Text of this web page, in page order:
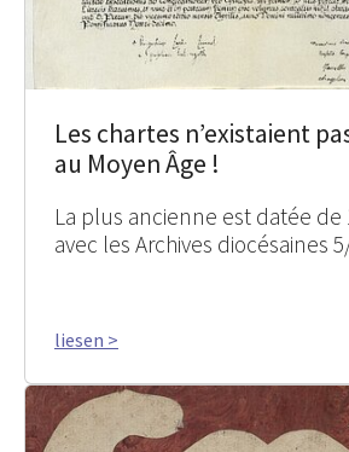
Les chartes n’existaient
au Moyen Âge !
La plus ancienne est datée de
avec les Archives diocésaines
liesen >